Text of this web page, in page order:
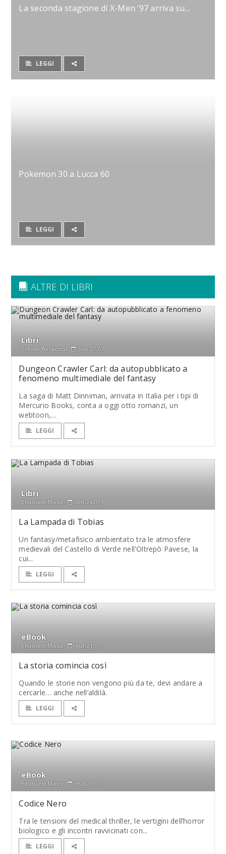
La seconda stagione di X-Men ’97 arriva su...
LEGGI
Pokemon 30 a Lucca 60
LEGGI
ALTRE DI LIBRI
Libri
Simone Bonaccorso lun 27/07
Dungeon Crawler Carl: da autopubblicato a
fenomeno multimediale del fantasy
La saga di Matt Dinniman, arrivata in Italia per i tipi di
Mercurio Books, conta a oggi otto romanzi, un
webtoon,...
LEGGI
Libri
Emanuele Manco ven 24/07
La Lampada di Tobias
Un fantasy/metafisico ambientato tra le atmosfere
medievali del Castello di Verde nell'Oltrepò Pavese, la
cui...
LEGGI
eBook
Emanuele Manco mar 21/07
La storia comincia così
Quando le storie non vengono più da te, devi andare a
cercarle… anche nell’aldilà.
LEGGI
eBook
Emanuele Manco mar 21/07
Codice Nero
Tra le tensioni del medical thriller, le vertigini dell’horror
biologico e gli incontri ravvicinati con...
LEGGI